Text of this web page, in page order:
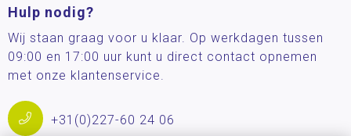
Hulp nodig?
Wij staan graag voor u klaar. Op werkdagen tussen
09:00 en 17:00 uur kunt u direct contact opnemen
met onze klantenservice.
+31(0)227-60 24 06